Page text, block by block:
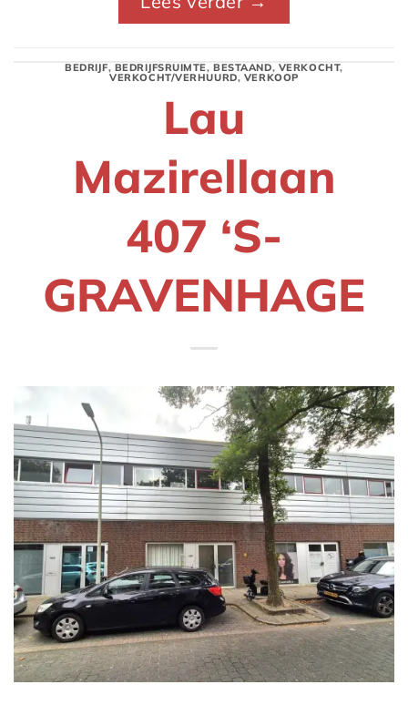
BEDRIJF, BEDRIJFSRUIMTE,BESTAAND, VERKOCHT,
VERKOCHT/VERHUURD, VERKOOP
Lau
Mazirellaan
407 ‘S-
GRAVENHAGE